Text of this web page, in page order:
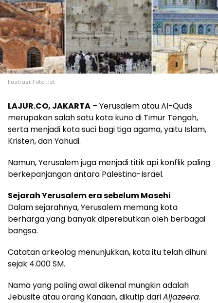
Ilustrasi. Foto : Ist
LAJUR.CO, JAKARTA – Yerusalem atau Al-Quds
merupakan salah satu kota kuno di Timur Tengah,
serta menjadi kota suci bagi tiga agama, yaitu Islam,
Kristen, dan Yahudi.
Namun, Yerusalem juga menjadi titik api konflik paling
berkepanjangan antara Palestina-Israel.
Sejarah Yerusalem era sebelum Masehi
Dalam sejarahnya, Yerusalem memang kota
berharga yang banyak diperebutkan oleh berbagai
bangsa.
Catatan arkeolog menunjukkan, kota itu telah dihuni
sejak 4.000 SM.
Nama yang paling awal dikenal mungkin adalah
Jebusite atau orang Kanaan, dikutip dariAljazeera.